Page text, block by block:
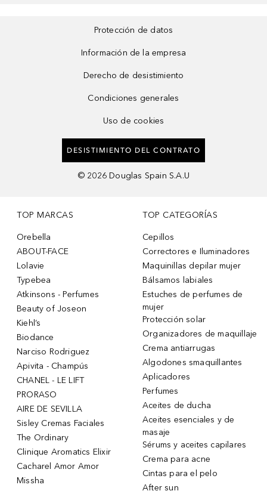
Protección de datos
Información de la empresa
Derecho de desistimiento
Condiciones generales
Uso de cookies
DESISTIMIENTO DEL CONTRATO
© 2026 Douglas Spain S.A.U
TOP MARCAS
Orebella
ABOUT-FACE
Lolavie
Typebea
Atkinsons - Perfumes
Beauty of Joseon
Kiehl’s
Biodance
Narciso Rodriguez
Apivita - Champús
CHANEL - LE LIFT
PRORASO
AIRE DE SEVILLA
Sisley Cremas Faciales
The Ordinary
Clinique Aromatics Elixir
Cacharel Amor Amor
Missha
TOP CATEGORÍAS
Cepillos
Correctores e Iluminadores
Maquinillas depilar mujer
Bálsamos labiales
Estuches de perfumes de
mujer
Protección solar
Organizadores de maquillaje
Crema antiarrugas
Algodones smaquillantes
Aplicadores
Perfumes
Aceites de ducha
Aceites esenciales y de
masaje
Sérums y aceites capilares
Crema para acne
Cintas para el pelo
After sun